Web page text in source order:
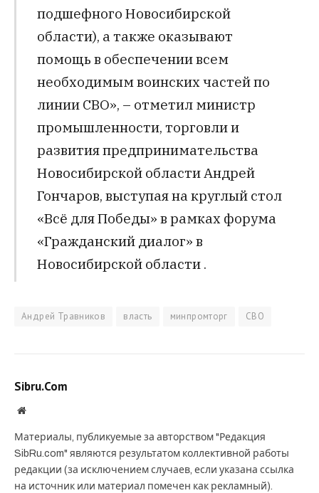
подшефного Новосибирской
области), а также оказывают
помощь в обеспечении всем
необходимым воинских частей по
линии СВО», – отметил министр
промышленности, торговли и
развития предпринимательства
Новосибирской области Андрей
Гончаров, выступая на круглый стол
«Всё для Победы» в рамках форума
«Гражданский диалог» в
Новосибирской области .
Андрей Травников власть минпромторг СВО
Sibru.Com
Website
Материалы, публикуемые за авторством "Редакция
SibRu.com" являются результатом коллективной работы
редакции (за исключением случаев, если указана ссылка
на источник или материал помечен как рекламный).